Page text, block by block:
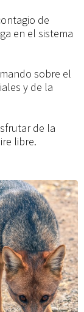
de
en el sistema
sobre el
y de la
de la
libre.